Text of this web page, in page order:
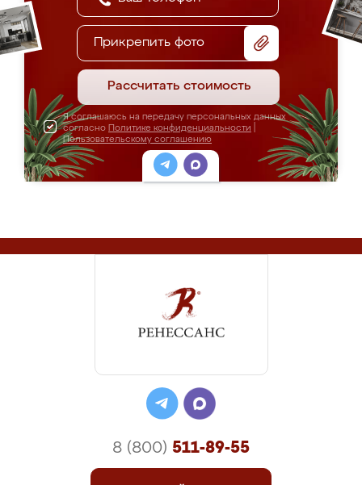
Прикрепить фото
Рассчитать стоимость
Я соглашаюсь на передачу персональных данных
согласно Политике конфиденциальности
Пользовательскому соглашению
8 (800) 511-89-55